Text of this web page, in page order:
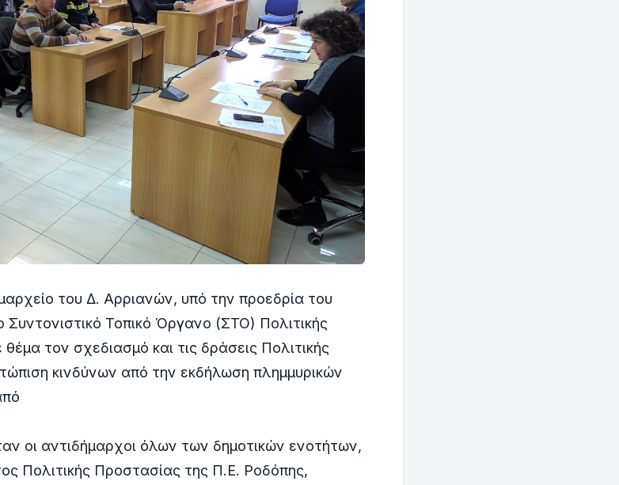
του Δ. Αρριανών, υπό την προεδρία του
Τοπικό Όργανο (ΣΤΟ) Πολιτικής
τον σχεδιασμό και τις δράσεις Πολιτικής
κινδύνων από την εκδήλωση πλημμυρικών
οι αντιδήμαρχοι όλων των δημοτικών ενοτήτων,
Πολιτικής Προστασίας της Π.Ε. Ροδόπης,